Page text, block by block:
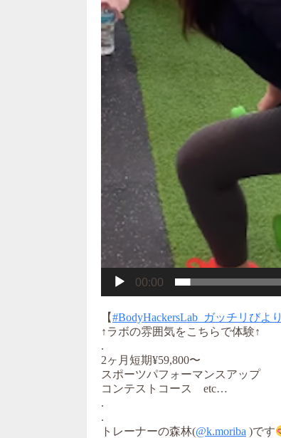
00:00
【#BodyHackersLab_ガッチリびより
↑ラボの雰囲気をこちらで体験↑
.
2ヶ月短期¥59,800〜
スポーツパフォーマンスアップ
コンテストコース etc…
.
.
トレーナーの森林(@k.moriba )です